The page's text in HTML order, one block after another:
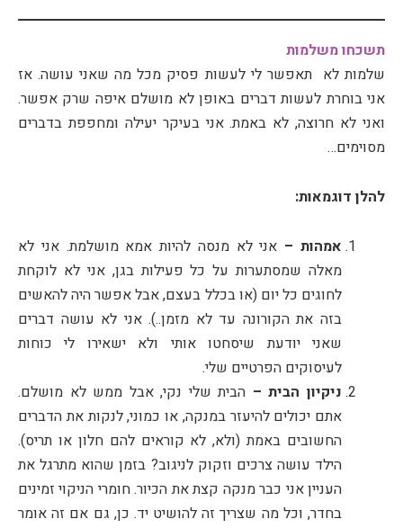
תשכחו משלמות
שלמות לא תאפשר לי לעשות פסיק מכל מה שאני עושה. אז
אני בוחרת לעשות דברים באופן לא מושלם איפה שרק אפשר.
ואני לא חרוצה, לא באמת. אני בעיקר יעילה ומחפפת בדברים
מסוימים…
להלן דוגמאות:
אמהות – אני לא מנסה להיות אמא מושלמת. אני לא
מאלה שמסתערות על כל פעילות בגן, אני לא לוקחת
לחוגים כל יום (או בכלל בעצם, אבל אפשר היה להאשים
בזה את הקורונה עד לא מזמן..). אני לא עושה דברים
שאני יודעת שיסחטו אותי ולא ישאירו לי כוחות
לעיסוקים הפרטיים שלי.
ניקיון הבית – הבית שלי נקי, אבל ממש לא מושלם.
אתם יכולים להיעזר במנקה, או כמוני, לנקות את הדברים
החשובים באמת (ולא, לא קוראים להם חלון או תריס).
הילד עושה צרכים וזקוק לניגוב? בזמן שהוא מתרגל את
העניין אני כבר מנקה קצת את הכיור. חומרי הניקוי זמינים
בחדר, וכל מה שצריך זה להושיט יד. כן, גם אם זה אומר